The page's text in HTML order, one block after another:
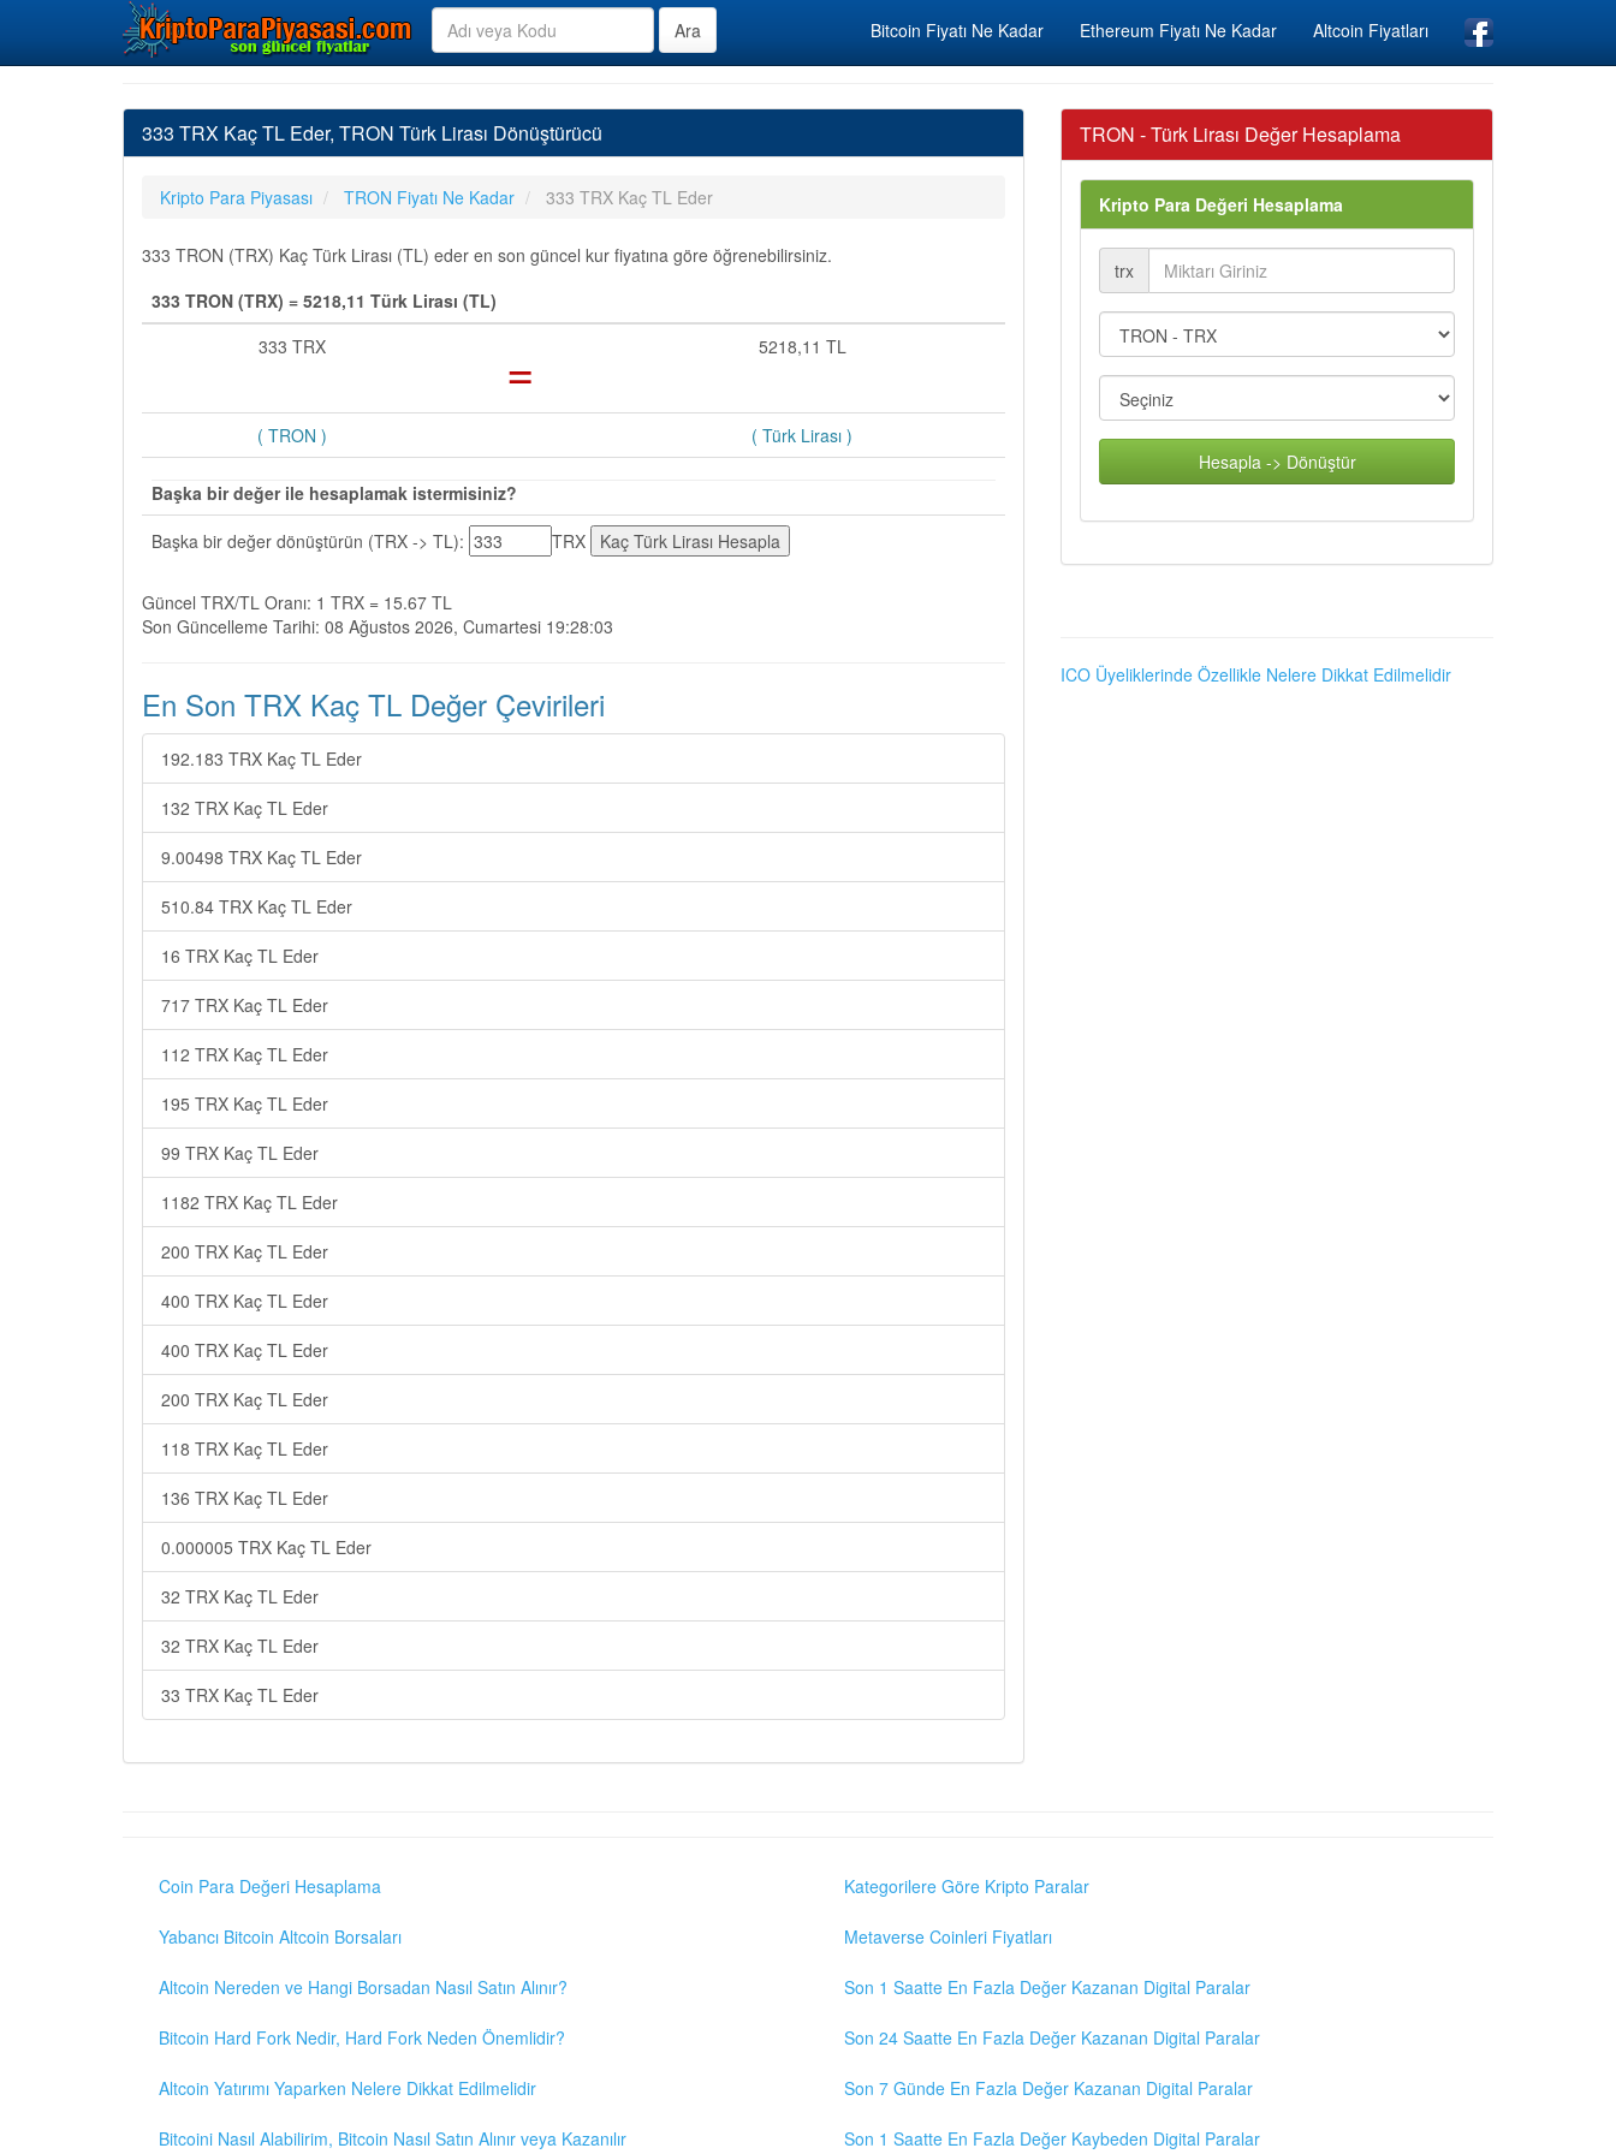
Bitcoin Fiyatı Ne Kadar Ethereum Fiyatı Ne Kadar Altcoin Fiyatları
333 TRX Kaç TL Eder, TRON Türk Lirası Dönüştürücü
Kripto Para Piyasası TRON Fiyatı Ne Kadar 333 TRX Kaç TL Eder
333 TRON (TRX) Kaç Türk Lirası (TL) eder en son güncel kur fiyatına göre öğrenebilirsiniz.
333 TRON (TRX) = 5218,11 Türk Lirası (TL)
333 TRX
= 5218,11 TL
( TRON ) ( Türk Lirası )
Başka bir değer ile hesaplamak istermisiniz?
Başka bir değer dönüştürün (TRX -> TL):
TRX
Güncel TRX/TL Oranı: 1 TRX = 15.67 TL
Son Güncelleme Tarihi: 08 Ağustos 2026, Cumartesi 19:28:03
En Son TRX Kaç TL Değer Çevirileri
192.183 TRX Kaç TL Eder
132 TRX Kaç TL Eder
9.00498 TRX Kaç TL Eder
510.84 TRX Kaç TL Eder
16 TRX Kaç TL Eder
717 TRX Kaç TL Eder
112 TRX Kaç TL Eder
195 TRX Kaç TL Eder
99 TRX Kaç TL Eder
1182 TRX Kaç TL Eder
200 TRX Kaç TL Eder
400 TRX Kaç TL Eder
400 TRX Kaç TL Eder
200 TRX Kaç TL Eder
118 TRX Kaç TL Eder
136 TRX Kaç TL Eder
0.000005 TRX Kaç TL Eder
32 TRX Kaç TL Eder
32 TRX Kaç TL Eder
33 TRX Kaç TL Eder
TRON - Türk Lirası Değer Hesaplama
Kripto Para Değeri Hesaplama
trx
Hesapla -> Dönüştür
ICO Üyeliklerinde Özellikle Nelere Dikkat Edilmelidir
Coin Para Değeri Hesaplama
Yabancı Bitcoin Altcoin Borsaları
Altcoin Nereden ve Hangi Borsadan Nasıl Satın Alınır?
Bitcoin Hard Fork Nedir, Hard Fork Neden Önemlidir?
Altcoin Yatırımı Yaparken Nelere Dikkat Edilmelidir
Bitcoini Nasıl Alabilirim, Bitcoin Nasıl Satın Alınır veya Kazanılır
Kategorilere Göre Kripto Paralar
Metaverse Coinleri Fiyatları
Son 1 Saatte En Fazla Değer Kazanan Digital Paralar
Son 24 Saatte En Fazla Değer Kazanan Digital Paralar
Son 7 Günde En Fazla Değer Kazanan Digital Paralar
Son 1 Saatte En Fazla Değer Kaybeden Digital Paralar